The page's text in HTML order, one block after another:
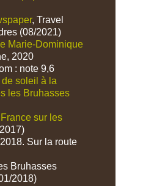
, Travel
(08/2021)
Marie-Dominique
2020
: note 9,6
soleil à la
les Bruhasses
sur les
Sur la route
Bruhasses
2018)